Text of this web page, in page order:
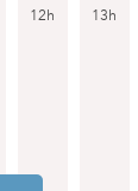
12h 13h